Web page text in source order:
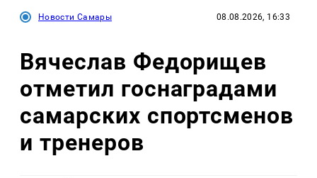
Новости Самары 08.08.2026, 16:33
Вячеслав Федорищев
отметил госнаградами
самарских спортсменов
и тренеров